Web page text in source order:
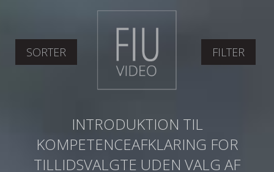
SORTER FILTER
INTRODUKTION TIL
KOMPETENCEAFKLARING FOR
TILLIDSVALGTE UDEN VALG AF